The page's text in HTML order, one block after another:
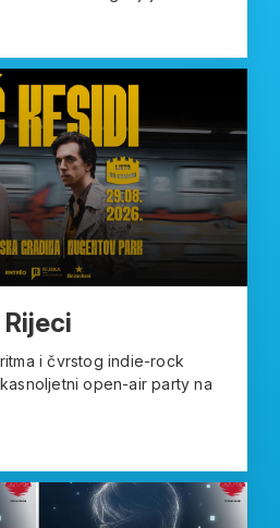
i čvrstog indie-rock
open-air party na